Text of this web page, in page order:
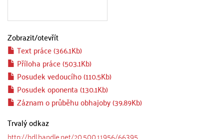
Zobrazit/otevřít
Text práce (366.1Kb)
Příloha práce (503.1Kb)
Posudek vedoucího (110.5Kb)
Posudek oponenta (130.1Kb)
Záznam o průběhu obhajoby (39.89Kb)
Trvalý odkaz